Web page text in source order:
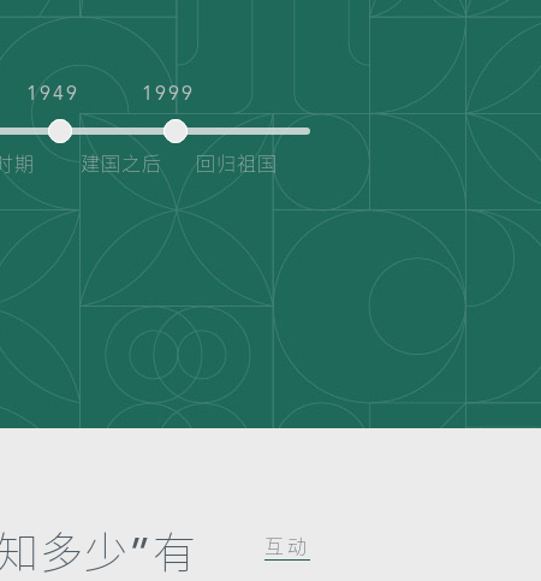
1949 1999
期 建国之后 回归祖国
多少”有
互动